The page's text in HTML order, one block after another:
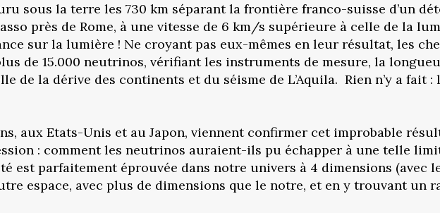
sous la terre les 730 km séparant la frontière franco-suisse d’un
près de Rome, à une vitesse de 6 km/s supérieure à celle de la
sur la lumière ! Ne croyant pas eux-mêmes en leur résultat, les
de 15.000 neutrinos, vérifiant les instruments de mesure, la
de la dérive des continents et du séisme de L’Aquila. Rien n’y a fait
aux Etats-Unis et au Japon, viennent confirmer cet improbable
: comment les neutrinos auraient-ils pu échapper à une telle
est parfaitement éprouvée dans notre univers à 4 dimensions (avec
espace, avec plus de dimensions que le notre, et en y trouvant un